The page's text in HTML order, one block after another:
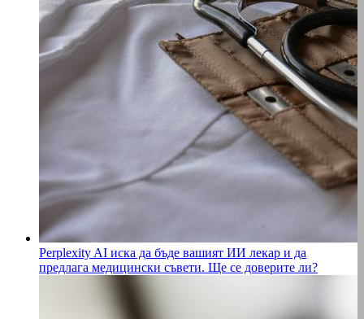
Perplexity AI иска да бъде вашият ИИ лекар и да
предлага медицински съвети. Ще се доверите ли?